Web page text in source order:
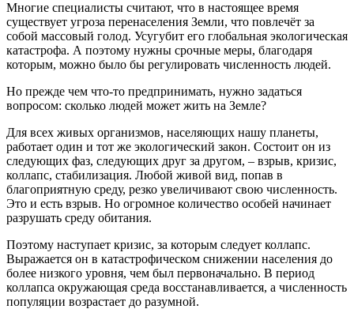
Многие специалисты считают, что в настоящее время
существует угроза перенаселения Земли, что повлечёт за
собой массовый голод. Усугубит его глобальная экологическая
катастрофа. А поэтому нужны срочные меры, благодаря
которым, можно было бы регулировать численность людей.
Но прежде чем что-то предпринимать, нужно задаться
вопросом: сколько людей может жить на Земле?
Для всех живых организмов, населяющих нашу планеты,
работает один и тот же экологический закон. Состоит он из
следующих фаз, следующих друг за другом, – взрыв, кризис,
коллапс, стабилизация. Любой живой вид, попав в
благоприятную среду, резко увеличивают свою численность.
Это и есть взрыв. Но огромное количество особей начинает
разрушать среду обитания.
Поэтому наступает кризис, за которым следует коллапс.
Выражается он в катастрофическом снижении населения до
более низкого уровня, чем был первоначально. В период
коллапса окружающая среда восстанавливается, а численность
популяции возрастает до разумной.